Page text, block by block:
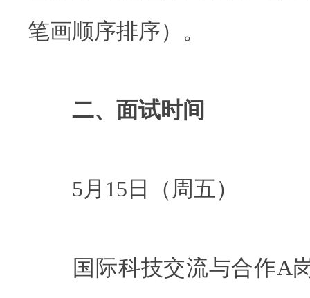
笔画顺序排序）。
二、面试时间
5月15日（周五）
国际科技交流与合作A岗